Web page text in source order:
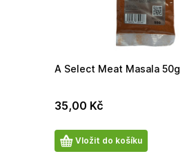
A Select Meat Masala 50g
35,00 Kč
Počet
produktů
Vložit do košíku